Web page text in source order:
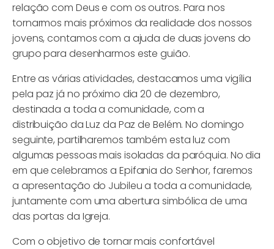
relação com Deus e com os outros. Para nos
tornarmos mais próximos da realidade dos nossos
jovens, contamos com a ajuda de duas jovens do
grupo para desenharmos este guião.
Entre as várias atividades, destacamos uma vigília
pela paz já no próximo dia 20 de dezembro,
destinada a toda a comunidade, com a
distribuição da Luz da Paz de Belém. No domingo
seguinte, partilharemos também esta luz com
algumas pessoas mais isoladas da paróquia. No dia
em que celebramos a Epifania do Senhor, faremos
a apresentação do Jubileu a toda a comunidade,
juntamente com uma abertura simbólica de uma
das portas da Igreja.
Com o objetivo de tornar mais confortável